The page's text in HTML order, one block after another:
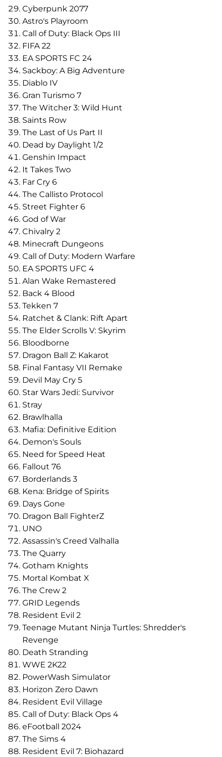
Cyberpunk 2077
Astro's Playroom
Call of Duty: Black Ops III
FIFA 22
EA SPORTS FC 24
Sackboy: A Big Adventure
Diablo IV
Gran Turismo 7
The Witcher 3: Wild Hunt
Saints Row
The Last of Us Part II
Dead by Daylight 1/2
Genshin Impact
It Takes Two
Far Cry 6
The Callisto Protocol
Street Fighter 6
God of War
Chivalry 2
Minecraft Dungeons
Call of Duty: Modern Warfare
EA SPORTS UFC 4
Alan Wake Remastered
Back 4 Blood
Tekken 7
Ratchet & Clank: Rift Apart
The Elder Scrolls V: Skyrim
Bloodborne
Dragon Ball Z: Kakarot
Final Fantasy VII Remake
Devil May Cry 5
Star Wars Jedi: Survivor
Stray
Brawlhalla
Mafia: Definitive Edition
Demon's Souls
Need for Speed Heat
Fallout 76
Borderlands 3
Kena: Bridge of Spirits
Days Gone
Dragon Ball FighterZ
UNO
Assassin's Creed Valhalla
The Quarry
Gotham Knights
Mortal Kombat X
The Crew 2
GRID Legends
Resident Evil 2
Teenage Mutant Ninja Turtles: Shredder's
Revenge
Death Stranding
WWE 2K22
PowerWash Simulator
Horizon Zero Dawn
Resident Evil Village
Call of Duty: Black Ops 4
eFootball 2024
The Sims 4
Resident Evil 7: Biohazard